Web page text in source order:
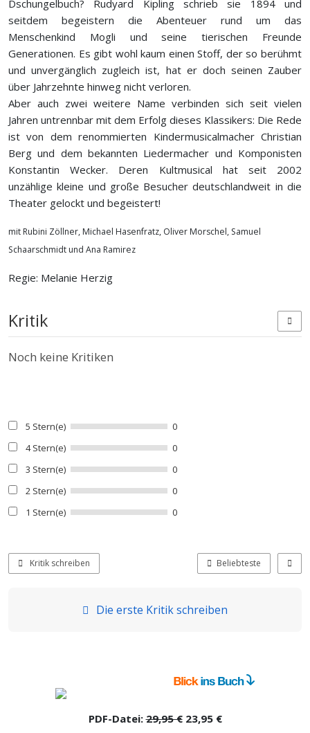
Dschungelbuch? Rudyard Kipling schrieb sie 1894 und
seitdem begeistern die Abenteuer rund um das
Menschenkind Mogli und seine tierischen Freunde
Generationen. Es gibt wohl kaum einen Stoff, der so berühmt
und unvergänglich zugleich ist, hat er doch seinen Zauber
über Jahrzehnte hinweg nicht verloren.
Aber auch zwei weitere Name verbinden sich seit vielen
Jahren untrennbar mit dem Erfolg dieses Klassikers: Die Rede
ist von dem renommierten Kindermusicalmacher Christian
Berg und dem bekannten Liedermacher und Komponisten
Konstantin Wecker. Deren Kultmusical hat seit 2002
unzählige kleine und große Besucher deutschlandweit in die
Theater gelockt und begeistert!
mit Rubini Zöllner, Michael Hasenfratz, Oliver Morschel, Samuel
Schaarschmidt und Ana Ramirez
Regie: Melanie Herzig
Kritik
Noch keine Kritiken
5 Stern(e)
0
4 Stern(e)
0
3 Stern(e)
0
2 Stern(e)
0
1 Stern(e)
0
Kritik schreiben Beliebteste
Die erste Kritik schreiben
PDF-Datei:29,95 €23,95 €